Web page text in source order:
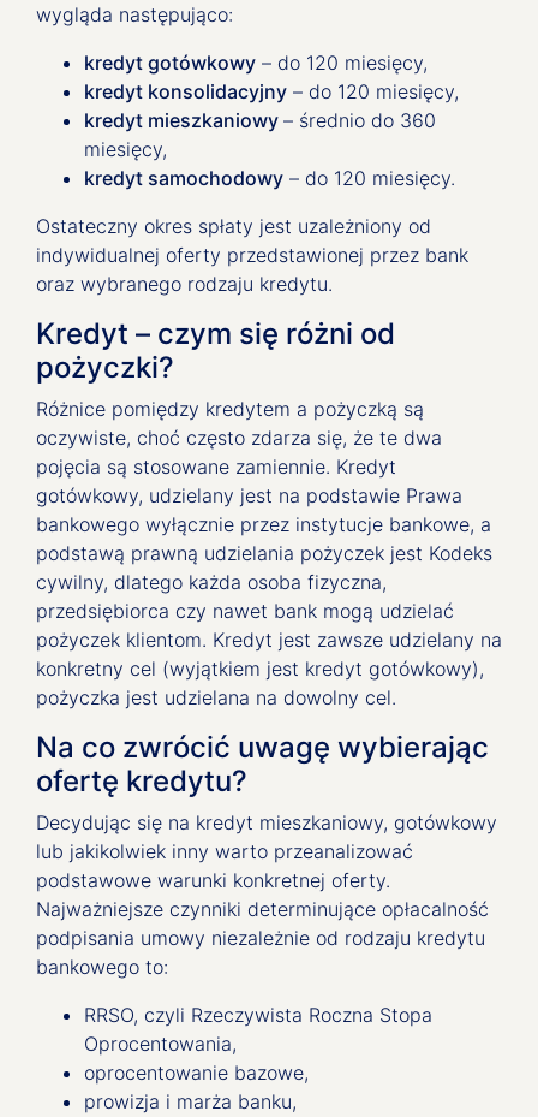
wygląda następująco:
kredyt gotówkowy – do 120 miesięcy,
kredyt konsolidacyjny – do 120 miesięcy,
kredyt mieszkaniowy – średnio do 360
miesięcy,
kredyt samochodowy – do 120 miesięcy.
Ostateczny okres spłaty jest uzależniony od
indywidualnej oferty przedstawionej przez bank
oraz wybranego rodzaju kredytu.
Kredyt – czym się różni od
pożyczki?
Różnice pomiędzy kredytem a pożyczką są
oczywiste, choć często zdarza się, że te dwa
pojęcia są stosowane zamiennie. Kredyt
gotówkowy, udzielany jest na podstawie Prawa
bankowego wyłącznie przez instytucje bankowe, a
podstawą prawną udzielania pożyczek jest Kodeks
cywilny, dlatego każda osoba fizyczna,
przedsiębiorca czy nawet bank mogą udzielać
pożyczek klientom. Kredyt jest zawsze udzielany na
konkretny cel (wyjątkiem jest kredyt gotówkowy),
pożyczka jest udzielana na dowolny cel.
Na co zwrócić uwagę wybierając
ofertę kredytu?
Decydując się na kredyt mieszkaniowy, gotówkowy
lub jakikolwiek inny warto przeanalizować
podstawowe warunki konkretnej oferty.
Najważniejsze czynniki determinujące opłacalność
podpisania umowy niezależnie od rodzaju kredytu
bankowego to:
RRSO, czyli Rzeczywista Roczna Stopa
Oprocentowania,
oprocentowanie bazowe,
prowizja i marża banku,